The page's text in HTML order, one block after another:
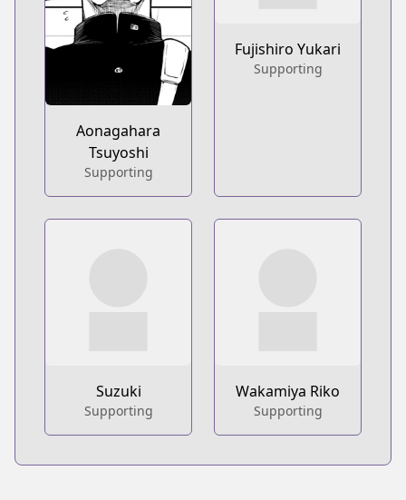
Aonagahara
Tsuyoshi
Supporting
Fujishiro Yukari
Supporting
Suzuki
Supporting
Wakamiya Riko
Supporting